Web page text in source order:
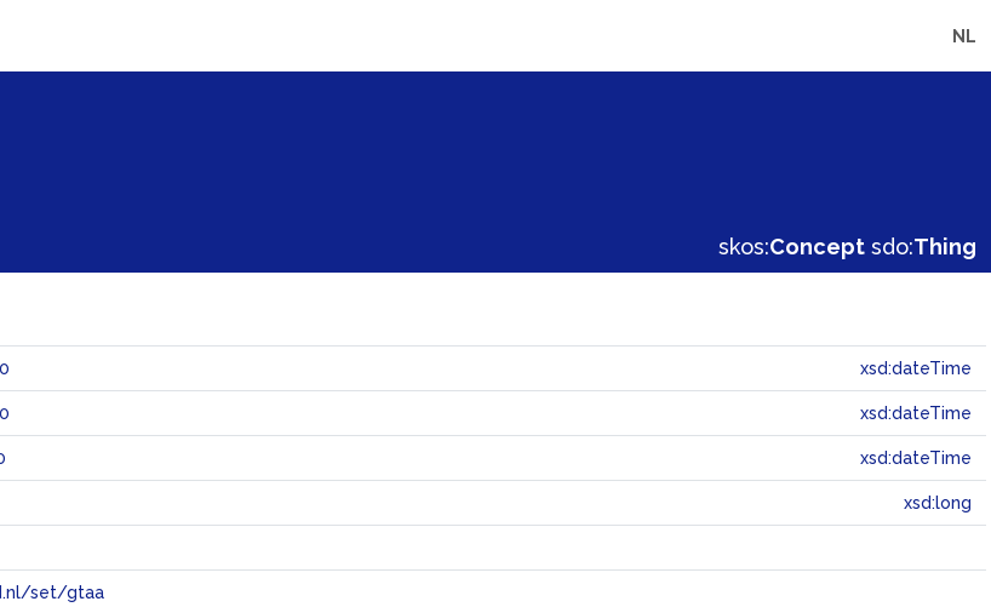
NL
skos:Concept sdo:Thing
xsd:dateTime
xsd:dateTime
xsd:dateTime
xsd:long
set/gtaa